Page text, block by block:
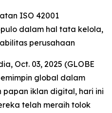
ISO 42001
dalam hal tata kelola,
perusahaan
Oct. 03, 2025 (GLOBE
global dalam
iklan digital, hari ini
telah meraih tolok